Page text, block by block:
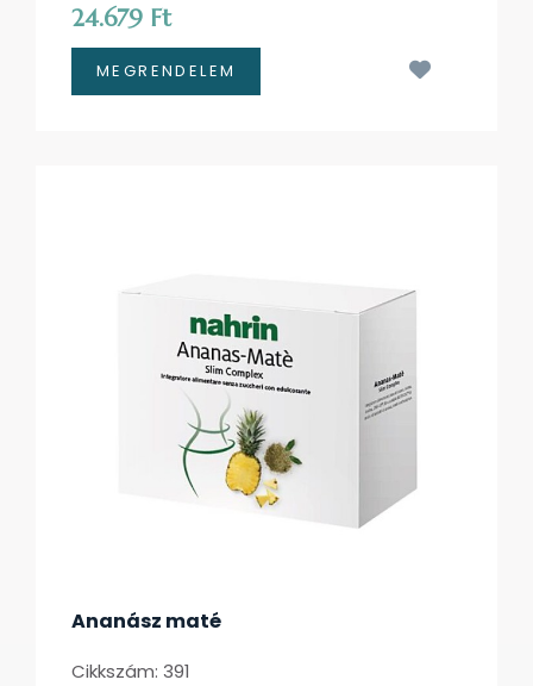
24.679 Ft
Ananász maté
Cikkszám: 391